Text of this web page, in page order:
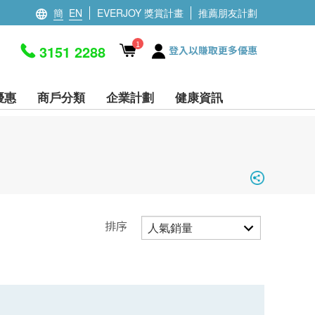
簡 EN EVERJOY 獎賞計畫 推薦朋友計劃
3151 2288 1 登入以賺取更多優惠
惠 商戶分類 企業計劃 健康資訊
排序